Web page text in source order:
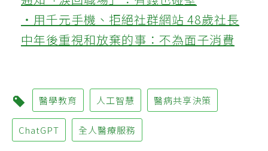
‧用千元手機、拒絕社群網站 48歲社長
中年後重視和放棄的事：不為面子消費
醫學教育 人工智慧 醫病共享決策
ChatGPT 全人醫療服務